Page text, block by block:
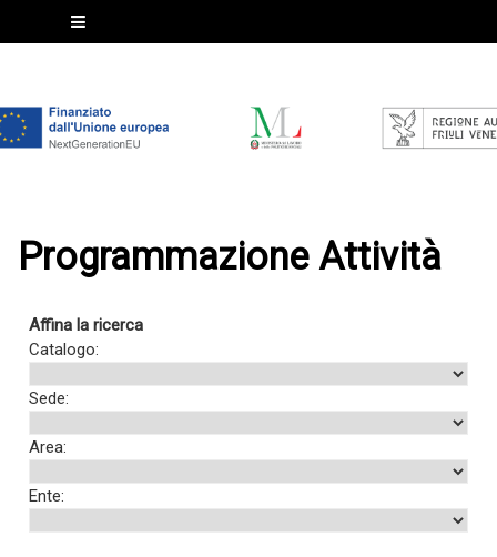
Programmazione Attività
Affina la ricerca
Catalogo:
Sede:
Area:
Ente: